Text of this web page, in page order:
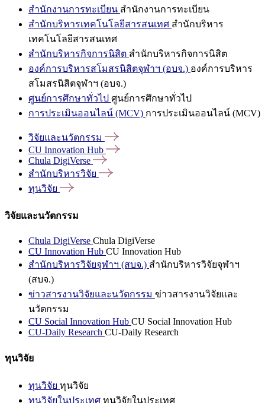
สำนักงานการทะเบียน สำนักงานการทะเบียน
สำนักบริหารเทคโนโลยีสารสนเทศ สำนักบริหาร
เทคโนโลยีสารสนเทศ
สำนักบริหารกิจการนิสิต สำนักบริหารกิจการนิสิต
องค์การบริหารสโมสรนิสิตจุฬาฯ (อบจ.) องค์การบริหาร
สโมสรนิสิตจุฬาฯ (อบจ.)
ศูนย์การศึกษาทั่วไป ศูนย์การศึกษาทั่วไป
การประเมินออนไลน์ (MCV) การประเมินออนไลน์ (MCV)
วิจัยและนวัตกรรม
CU Innovation Hub
Chula DigiVerse
สำนักบริหารวิจัย
ทุนวิจัย
วิจัยและนวัตกรรม
Chula DigiVerse Chula DigiVerse
CU Innovation Hub CU Innovation Hub
สำนักบริหารวิจัยจุฬาฯ (สบจ.) สำนักบริหารวิจัยจุฬาฯ
(สบจ.)
ข่าวสารงานวิจัยและนวัตกรรม ข่าวสารงานวิจัยและ
นวัตกรรม
CU Social Innovation Hub CU Social Innovation Hub
CU-Daily Research CU-Daily Research
ทุนวิจัย
ทุนวิจัย ทุนวิจัย
ทุนวิจัยในประเทศ ทุนวิจัยในประเทศ